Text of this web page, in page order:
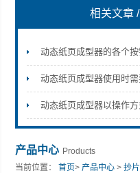
山东安尼麦特仪器有限公司
相关文章
动态纸页成型器的各个按
动态纸页成型器使用时需
动态纸页成型器以操作
产品中心 Products
当前位置：首页>产品中心 >抄